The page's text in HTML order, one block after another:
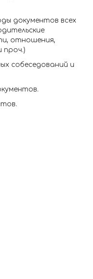
документов всех
отношения,
проч.)
собеседований и